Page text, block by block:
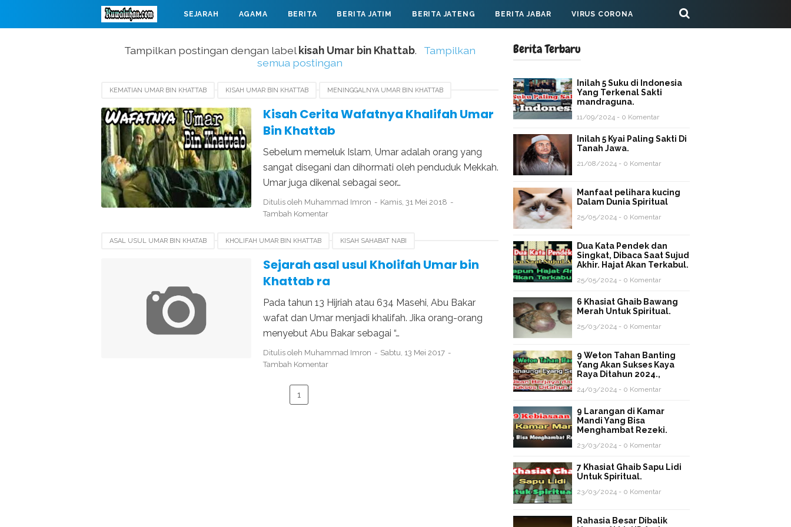
SEJARAH AGAMA BERITA BERITA JATIM BERITA JATENG BERITA JABAR VIRUS CORONA
Tampilkan postingan dengan label kisah Umar bin Khattab.
Tampilkan
semua postingan
KEMATIAN UMAR BIN KHATTAB KISAH UMAR BIN KHATTAB MENINGGALNYA UMAR BIN KHATTAB
WAFATNYA ABU BAKAR AS SIDDIQ WAFATNYA NABI MUHAMMAD WAFATNYA UMAR BIN KHATTAB
Kisah Cerita Wafatnya Khalifah Umar
Bin Khattab
Sebelum memeluk Islam, Umar adalah orang yang
sangat disegani dan dihormati oleh penduduk Mekkah.
Umar juga dikenal sebagai seor…
Ditulis oleh Muhammad Imron
Kamis, 31 Mei 2018
Tambah Komentar
ASAL USUL UMAR BIN KHATAB KHOLIFAH UMAR BIN KHATTAB KISAH SAHABAT NABI
PERJUANGAN UMAR BIN KHATTAB RIWAYAT UMAR BIN KHATTAB
Sejarah asal usul Kholifah Umar bin
Khattab ra
Pada tahun 13 Hijriah atau 634 Masehi, Abu Bakar
wafat dan Umar menjadi khalifah. Jika orang-orang
menyebut Abu Bakar sebagai “…
Ditulis oleh Muhammad Imron
Sabtu, 13 Mei 2017
Tambah Komentar
1
Berita Terbaru
Inilah 5 Suku di Indonesia
Yang Terkenal Sakti
mandraguna.
11/09/2024 - 0 Komentar
Inilah 5 Kyai Paling Sakti Di
Tanah Jawa.
21/08/2024 - 0 Komentar
Manfaat pelihara kucing
Dalam Dunia Spiritual
25/05/2024 - 0 Komentar
Dua Kata Pendek dan
Singkat, Dibaca Saat Sujud
Akhir. Hajat Akan Terkabul.
25/05/2024 - 0 Komentar
6 Khasiat Ghaib Bawang
Merah Untuk Spiritual.
25/03/2024 - 0 Komentar
9 Weton Tahan Banting
Yang Akan Sukses Kaya
Raya Ditahun 2024.,
24/03/2024 - 0 Komentar
9 Larangan di Kamar
Mandi Yang Bisa
Menghambat Rezeki.
23/03/2024 - 0 Komentar
7 Khasiat Ghaib Sapu Lidi
Untuk Spiritual.
23/03/2024 - 0 Komentar
Rahasia Besar Dibalik